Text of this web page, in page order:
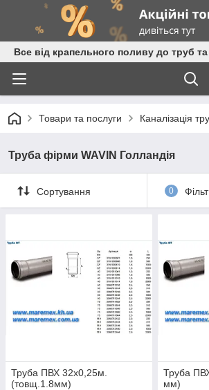
Все від крапельного поливу до труб та
Товари та послуги Каналізація
Труба фірми WAVIN Голландія
Сортування 0
Труба ПВХ 32х0,25м.
(товщ.1.8мм)
Труба
мм)